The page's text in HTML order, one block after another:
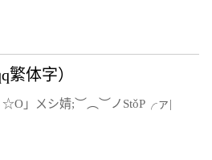
繁体字）
」ㄨシ婧;︶︵︶ノStǒΡ╭ァ|